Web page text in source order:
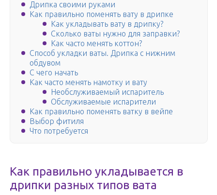
Дрипка своими руками
Как правильно поменять вату в дрипке
Как укладывать вату в дрипку?
Сколько ваты нужно для заправки?
Как часто менять коттон?
Способ укладки ваты. Дрипка с нижним
обдувом
С чего начать
Как часто менять намотку и вату
Необслуживаемый испаритель
Обслуживаемые испарители
Как правильно поменять ватку в вейпе
Выбор фитиля
Что потребуется
Как правильно укладывается в
дрипки разных типов вата